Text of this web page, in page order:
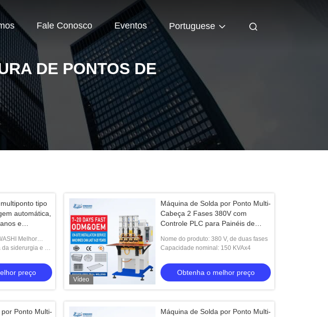
Fale Conosco Eventos Portuguese
DE PONTOS DE
tipo
automática,
e
Melhor
Máquina de
siderurgia e da
mercado.
preço
Vídeo
Máquina de Solda por Ponto Multi-
Cabeça 2 Fases 380V com
Controle PLC para Painéis de
3+3mm
Nome do produto: 380 V, de duas fases
Capacidade nominal: 150 KVAx4
Obtenha o melhor preço
Ponto Multi-
Máquina de Solda por Ponto Multi-